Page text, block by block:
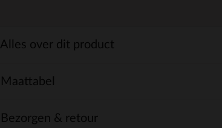
Alles over dit product
Maattabel
Bezorgen & retour